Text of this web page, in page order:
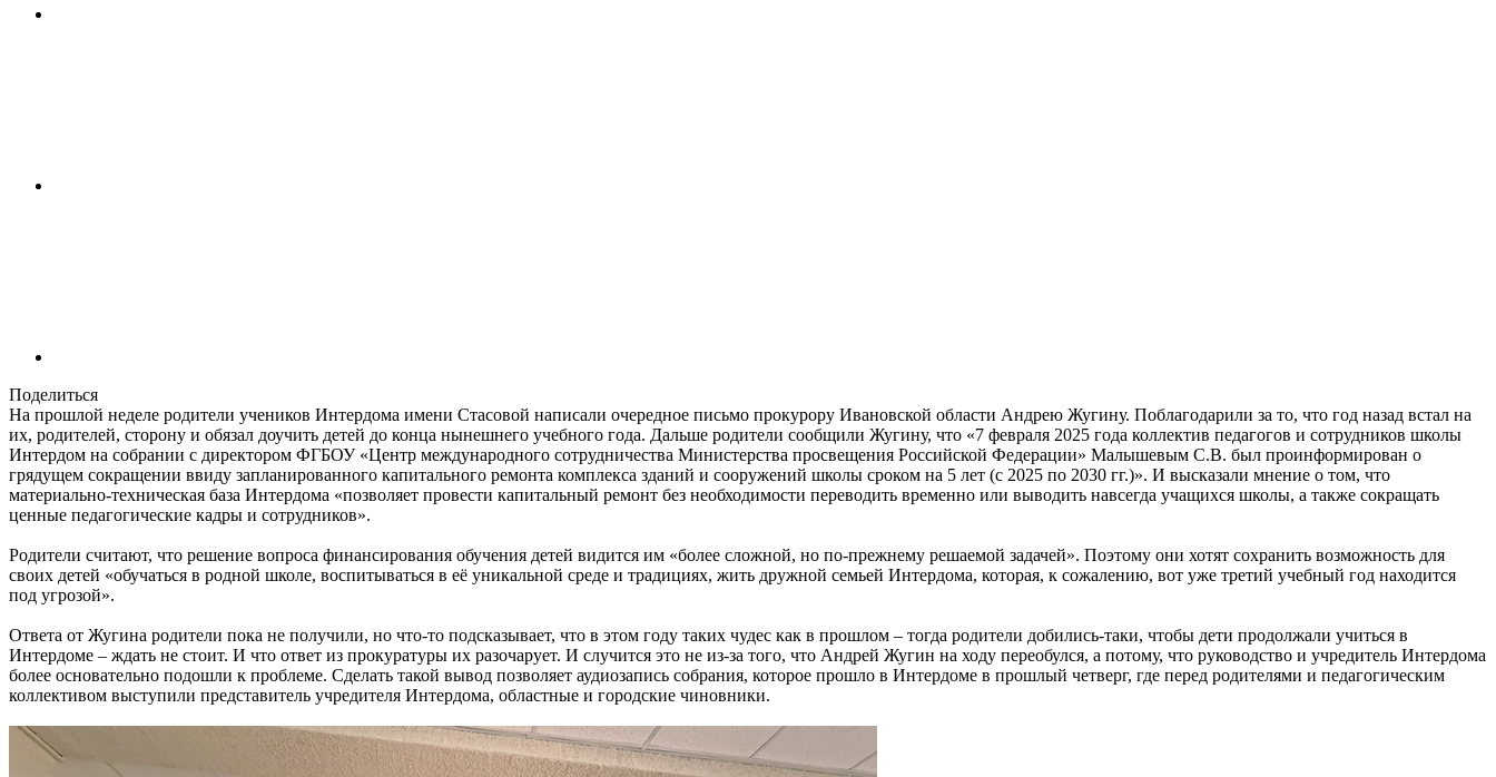
Поделиться
На прошлой неделе родители учеников Интердома имени Стасовой написали очередное письмо прокурору Ивановской области Андрею Жугину. Поблагодарили за то, что год назад встал на
их, родителей, сторону и обязал доучить детей до конца нынешнего учебного года. Дальше родители сообщили Жугину, что «7 февраля 2025 года коллектив педагогов и сотрудников школы
Интердом на собрании с директором ФГБОУ «Центр международного сотрудничества Министерства просвещения Российской Федерации» Малышевым С.В. был проинформирован о
грядущем сокращении ввиду запланированного капитального ремонта комплекса зданий и сооружений школы сроком на 5 лет (с 2025 по 2030 гг.)». И высказали мнение о том, что
материально-техническая база Интердома «позволяет провести капитальный ремонт без необходимости переводить временно или выводить навсегда учащихся школы, а также сокращать
ценные педагогические кадры и сотрудников».
Родители считают, что решение вопроса финансирования обучения детей видится им «более сложной, но по-прежнему решаемой задачей». Поэтому они хотят сохранить возможность для
своих детей «обучаться в родной школе, воспитываться в её уникальной среде и традициях, жить дружной семьей Интердома, которая, к сожалению, вот уже третий учебный год находится
под угрозой».
Ответа от Жугина родители пока не получили, но что-то подсказывает, что в этом году таких чудес как в прошлом – тогда родители добились-таки, чтобы дети продолжали учиться в
Интердоме – ждать не стоит. И что ответ из прокуратуры их разочарует. И случится это не из-за того, что Андрей Жугин на ходу переобулся, а потому, что руководство и учредитель Интердома
более основательно подошли к проблеме. Сделать такой вывод позволяет аудиозапись собрания, которое прошло в Интердоме в прошлый четверг, где перед родителями и педагогическим
коллективом выступили представитель учредителя Интердома, областные и городские чиновники.